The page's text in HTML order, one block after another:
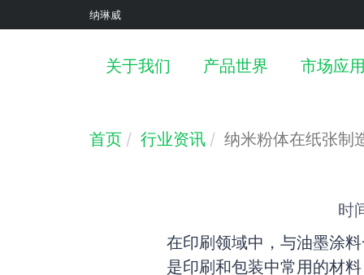
纳琳威
关于我们 产品世界
市场应
首页 行业资讯 纳米粉体在纸张制
时
在印刷领域中，与油墨涂
是印刷和包装中常用的材